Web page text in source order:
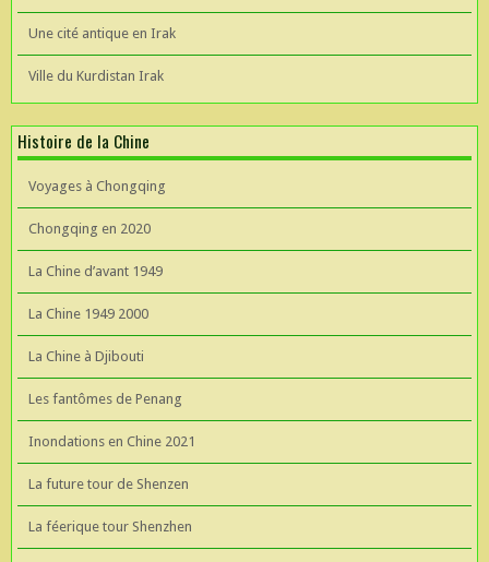
Une cité antique en Irak
Ville du Kurdistan Irak
Histoire de la Chine
Voyages à Chongqing
Chongqing en 2020
La Chine d’avant 1949
La Chine 1949 2000
La Chine à Djibouti
Les fantômes de Penang
Inondations en Chine 2021
La future tour de Shenzen
La féerique tour Shenzhen